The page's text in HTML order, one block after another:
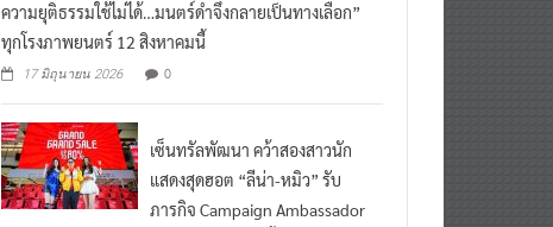
ความยุติธรรมใช้ไม่ได้…มนตร์ดำจึงกลายเป็นทางเลือก”
ทุกโรงภาพยนตร์ 12 สิงหาคมนี้
17 มิถุนายน 2026 0
เซ็นทรัลพัฒนา คว้าสองสาวนัก
แสดงสุดฮอต “ลีน่า-หมิว” รับ
ภารกิจ Campaign Ambassador